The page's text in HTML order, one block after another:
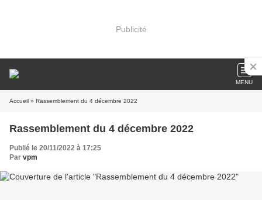
Publicité
MENU
Accueil » Rassemblement du 4 décembre 2022
Rassemblement du 4 décembre 2022
Publié le 20/11/2022 à 17:25
Par vpm